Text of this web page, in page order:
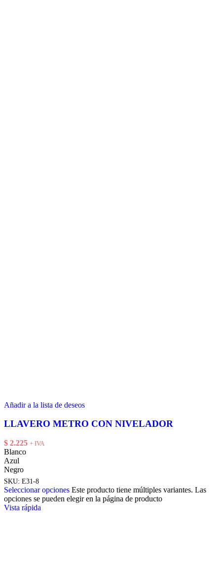
Añadir a la lista de deseos
LLAVERO METRO CON NIVELADOR
$ 2.225 + IVA
Blanco
Azul
Negro
SKU: E31-8
Seleccionar opciones Este producto tiene múltiples variantes. Las
opciones se pueden elegir en la página de producto
Vista rápida